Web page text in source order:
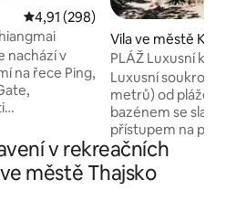
Průměrné hodnocení 4,91 z 5,
4,91 (298)
nachází v
na řece Ping,
kryté
Je to perfektní
Všechny
Vila ve městě Ko
PLÁŽ Luxusní
bazénem
Luxusní
metrů) od pláže
bazénem se
přístupem na
naprosté
tradiční thajský
moderními
v rekreačních
městě Thajsko